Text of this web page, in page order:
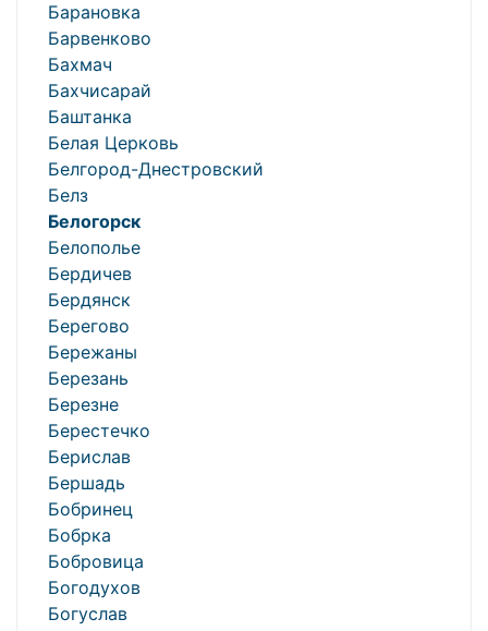
Барановка
Барвенково
Бахмач
Бахчисарай
Баштанка
Белая Церковь
Белгород-Днестровский
Белз
Белогорск
Белополье
Бердичев
Бердянск
Берегово
Бережаны
Березань
Березне
Берестечко
Берислав
Бершадь
Бобринец
Бобрка
Бобровица
Богодухов
Богуслав